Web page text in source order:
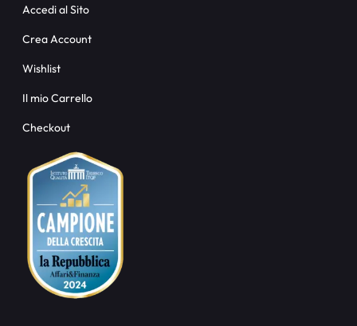
Accedi al Sito
Crea Account
Wishlist
Il mio Carrello
Checkout